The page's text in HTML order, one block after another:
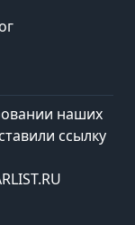
наших
ссылку